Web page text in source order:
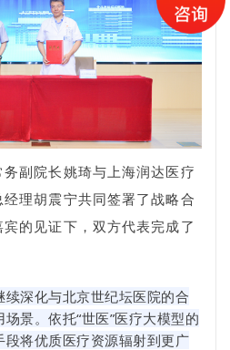
副院长姚琦与上海润达医疗
理胡震宁共同签署了战略合
的见证下，双方代表完成了
深化与北京世纪坛医院的合
景。依托“世医”医疗大模型的
将优质医疗资源辐射到更广